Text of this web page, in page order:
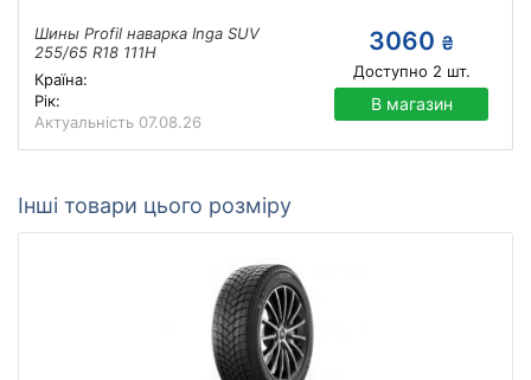
Шины Profil наварка Inga SUV
255/65 R18 111H
Країна:
Рік:
Актуальність 07.08.26
3060 ₴
Доступно 2 шт.
В магазин
Інші товари цього розміру